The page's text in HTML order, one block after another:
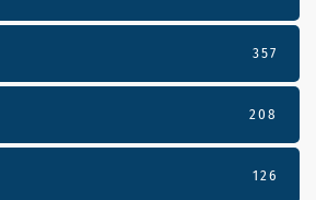
357
208
126